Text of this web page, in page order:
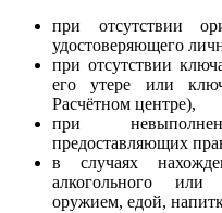
при отсутствии
удостоверяющего
при отсутствии
его утере или
Расчётном центре),
при
предоставляющих
в случаях
алкогольного или
оружием, едой,